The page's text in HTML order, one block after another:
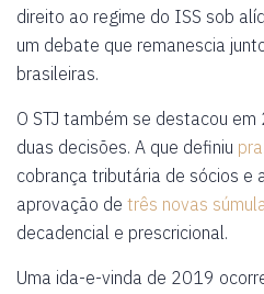
direito ao regime do ISS sob
um debate que remanescia
brasileiras.
O STJ também se destacou
duas decisões. A que definiu
cobrança tributária de sócios e
aprovação de três novas
decadencial e prescricional.
Uma ida-e-vinda de 2019